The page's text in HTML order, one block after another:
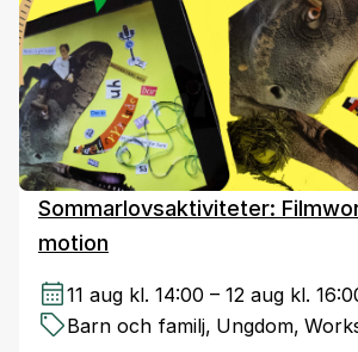
Sommarlovsaktiviteter:
motion
11 aug kl. 14:00 – 12 aug kl.
Barn och familj, Ungdom,